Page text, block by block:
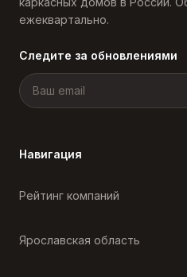
ежеквартально.
Следите за обновлениями
Навигация
Рейтинг компаний
Ярославская область